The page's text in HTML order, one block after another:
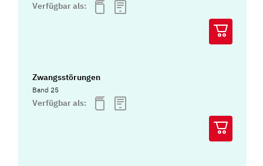
Verfügbar als:
Zwangsstörungen
Band 25
Verfügbar als: